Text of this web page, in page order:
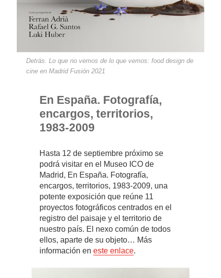
Deträs. Lo que no vemos de lo que vemos: food design de
cine en Madrid Fusión 2021
En España. Fotografía,
encargos, territorios,
1983-2009
Hasta 12 de septiembre próximo se
podrá visitar en el Museo ICO de
Madrid, En España. Fotografía,
encargos, territorios, 1983-2009, una
potente exposición que reúne 11
proyectos fotográficos centrados en el
registro del paisaje y el territorio de
nuestro país. El nexo común de todos
ellos, aparte de su objeto… Más
información en este enlace.